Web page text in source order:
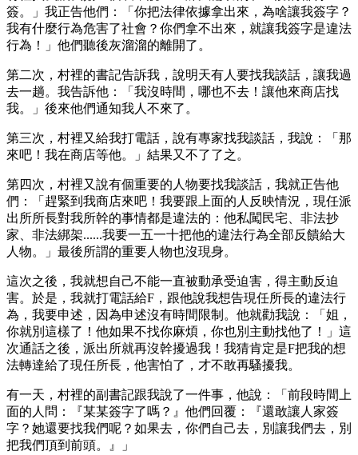
簽。」我正告他們：「你把法律依據拿出來，為啥讓我簽字？
我有什麼行為危害了社會？你們拿不出來，就讓我簽字是違法
行為！」他們聽後灰溜溜的離開了。
第二次，村裡的書記告訴我，說明天有人要找我談話，讓我過
去一趟。我告訴他：「我沒時間，哪也不去！讓他來商店找
我。」後來他們通知我人不來了。
第三次，村裡又給我打電話，說有專家找我談話，我說：「那
來吧！我在商店等他。」結果又不了了之。
第四次，村裡又說有個重要的人物要找我談話，我就正告他
們：「趕緊到我商店來吧！我要跟上面的人反映情況，現任派
出所所長對我所幹的事情都是違法的：他私闖民宅、非法抄
家、非法綁架......我要一五一十把他的違法行為全部反饋給大
人物。」最後所謂的重要人物也沒現身。
這次之後，我就想自己不能一直被動承受迫害，得主動反迫
害。於是，我就打電話給F，跟他說我想告現任所長的違法行
為，我要申述，因為申述沒有時間限制。他就勸我說：「姐，
你就別這樣了！他如果不找你麻煩，你也別主動找他了！」這
次通話之後，派出所就再沒幹擾過我！我猜肯定是F把我的想
法轉達給了現任所長，他害怕了，才不敢再騷擾我。
有一天，村裡的副書記跟我說了一件事，他說：「前段時間上
面的人問：『某某簽字了嗎？』他們回覆：『還敢讓人家簽
字？她還要找我們呢？如果去，你們自己去，別讓我們去，別
把我們頂到前頭。』」